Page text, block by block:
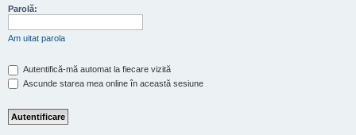
Parolă:
Am uitat parola
Autentifică-mă automat la fiecare vizită
Ascunde starea mea online în această sesiune